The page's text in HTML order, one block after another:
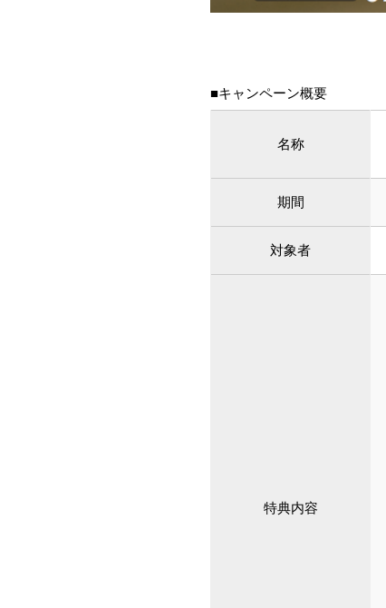
■キャンペーン概要
名称
期間
対象者
特典内容